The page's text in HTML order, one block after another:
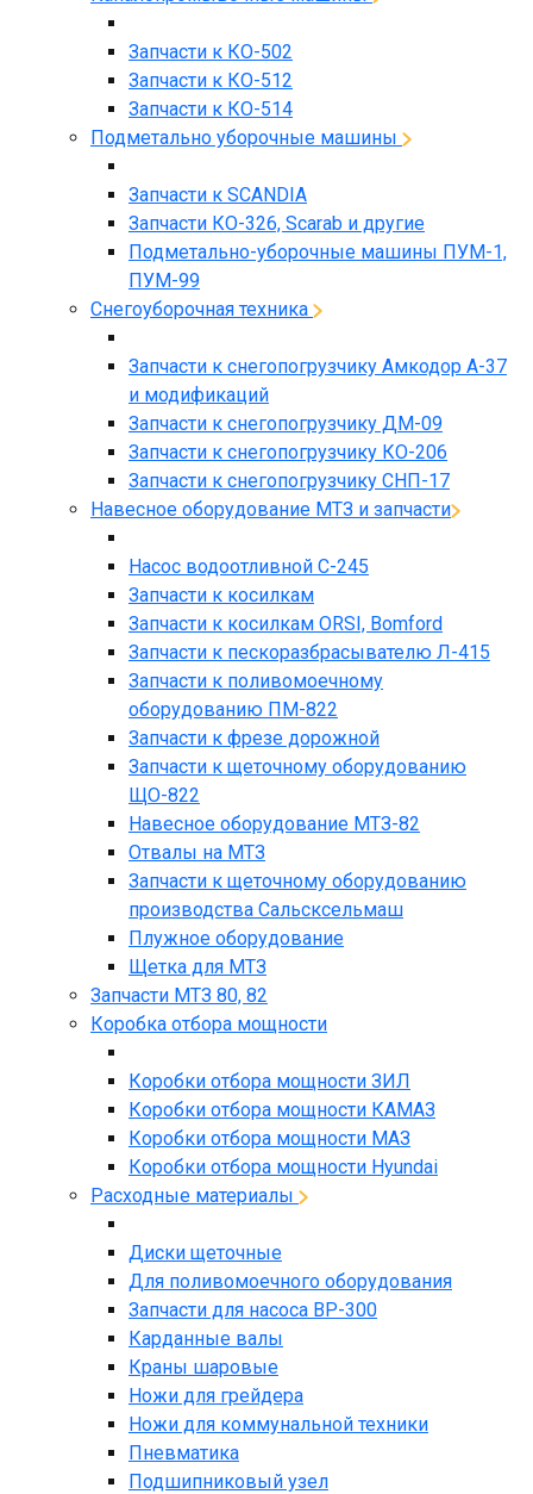
Запчасти к КО-502
Запчасти к КО-512
Запчасти к КО-514
Подметально уборочные машины
Запчасти к SCANDIA
Запчасти КО-326, Scarab и другие
Подметально-уборочные машины ПУМ-1,
ПУМ-99
Снегоуборочная техника
Запчасти к снегопогрузчику Амкодор А-37
и модификаций
Запчасти к снегопогрузчику ДМ-09
Запчасти к снегопогрузчику КО-206
Запчасти к снегопогрузчику СНП-17
Навесное оборудование МТЗ и запчасти
Насос водоотливной С-245
Запчасти к косилкам
Запчасти к косилкам ORSI, Bomford
Запчасти к пескоразбрасывателю Л-415
Запчасти к поливомоечному
оборудованию ПМ-822
Запчасти к фрезе дорожной
Запчасти к щеточному оборудованию
ЩО-822
Навесное оборудование МТЗ-82
Отвалы на МТЗ
Запчасти к щеточному оборудованию
производства Сальсксельмаш
Плужное оборудование
Щетка для МТЗ
Запчасти МТЗ 80, 82
Коробка отбора мощности
Коробки отбора мощности ЗИЛ
Коробки отбора мощности КАМАЗ
Коробки отбора мощности МАЗ
Коробки отбора мощности Hyundai
Расходные материалы
Диски щеточные
Для поливомоечного оборудования
Запчасти для насоса BP-300
Карданные валы
Краны шаровые
Ножи для грейдера
Ножи для коммунальной техники
Пневматика
Подшипниковый узел